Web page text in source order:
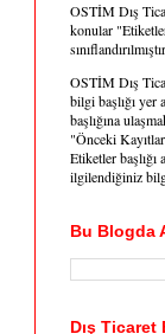
OSTİM Dış
konular
OSTİM Dış
bilgi başlığı yer
başlığına
"Önceki
Etiketler başlığı
ilgilendiğiniz
Bu Blogda
Dış